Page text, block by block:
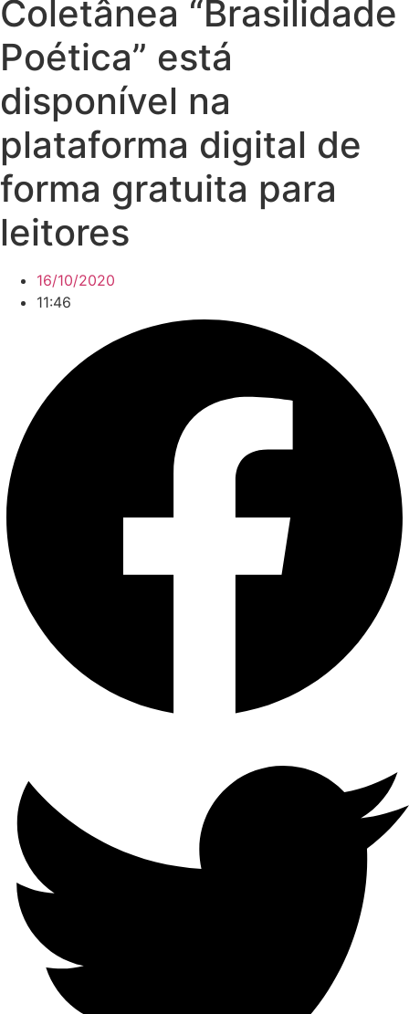
Coletânea “Brasilidade
Poética” está
disponível na
plataforma digital de
forma gratuita para
leitores
16/10/2020
11:46